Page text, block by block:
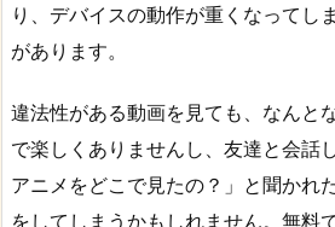
り、デバイスの動作が重くなってし
があります。
違法性がある動画を見ても、なんと
で楽しくありませんし、友達と会話
アニメをどこで見たの？」と聞かれ
をしてしまうかもしれません。無料